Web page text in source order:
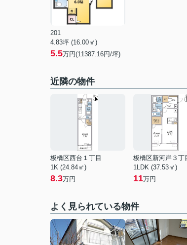
201
4.83坪 (16.00㎡)
5.5万円(11387.16円/坪)
近隣の物件
板橋区西台１丁目
1K (24.84㎡)
8.3万円
板橋区新河岸３丁
1LDK (37.53㎡)
11万円
よく見られている物件